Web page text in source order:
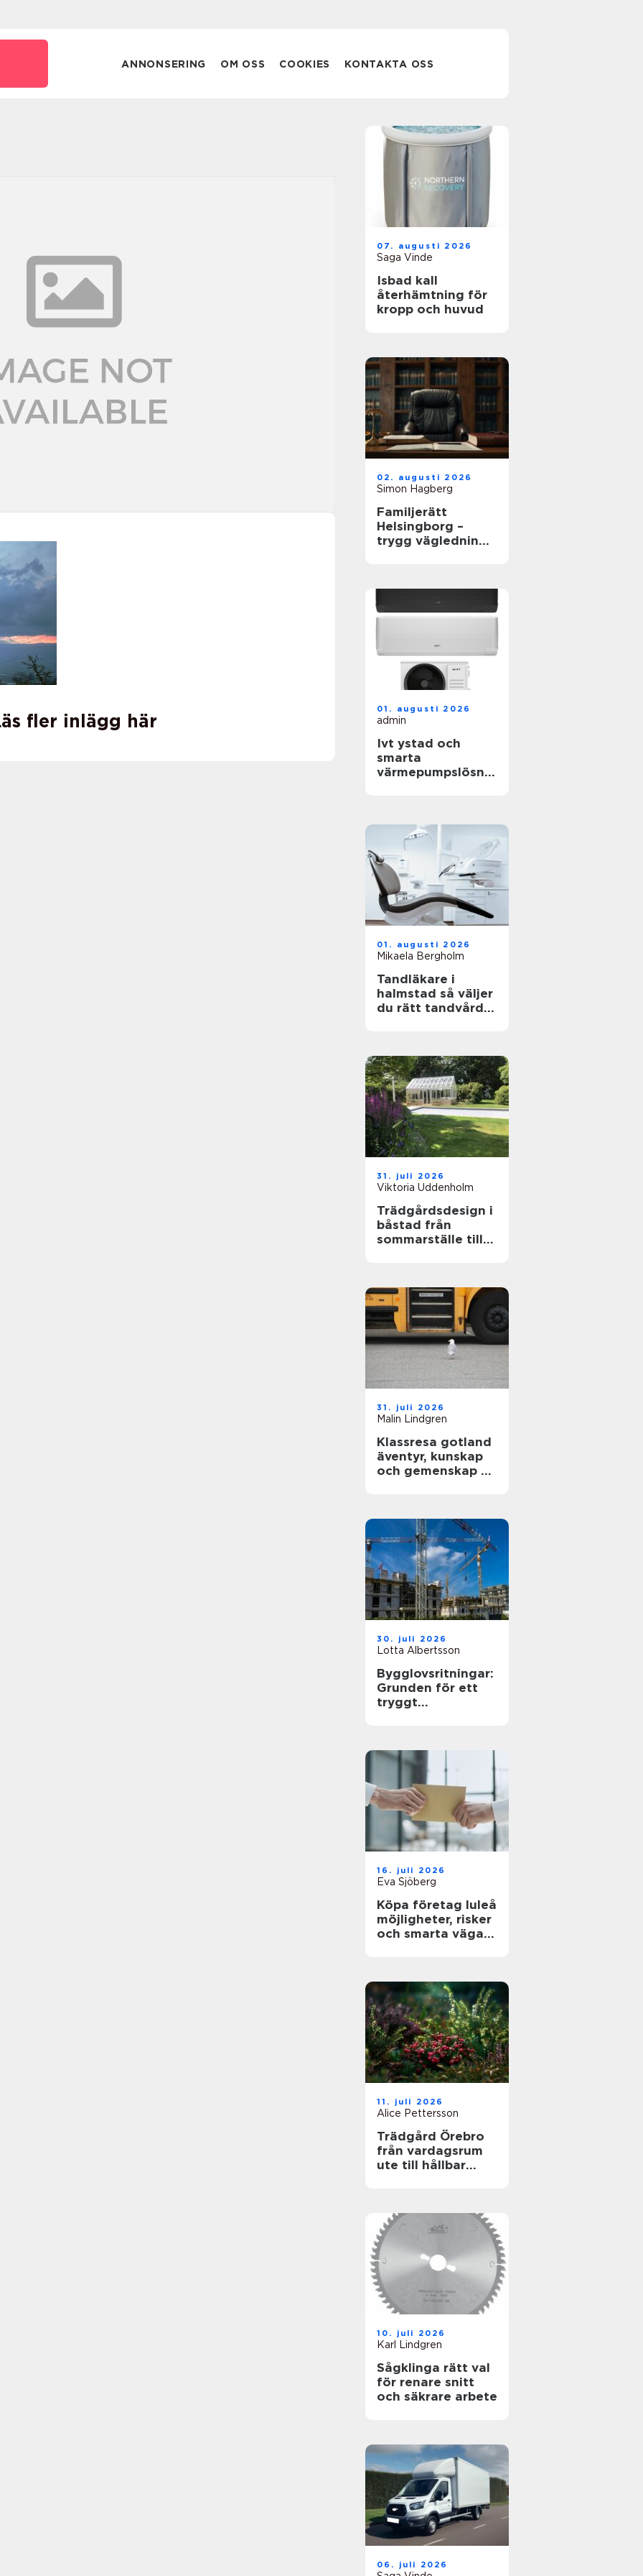
ANNONSERING OM OSS COOKIES KONTAKTA OSS
fler inlägg här
07. augusti 2026
Saga Vinde
Isbad kall
återhämtning för
kropp och huvud
02. augusti 2026
Simon Hagberg
Familjerätt
Helsingborg –
trygg vägledning i
01. augusti 2026
admin
Ivt ystad och
smarta
värmepumpslösnin
01. augusti 2026
Mikaela Bergholm
Tandläkare i
halmstad så väljer
du rätt tandvård
31. juli 2026
Viktoria Uddenholm
Trädgårdsdesign i
båstad från
sommarställe till
31. juli 2026
Malin Lindgren
Klassresa gotland
äventyr, kunskap
och gemenskap på
30. juli 2026
Lotta Albertsson
Bygglovsritningar:
Grunden för ett
tryggt
16. juli 2026
Eva Sjöberg
Köpa företag luleå
möjligheter, risker
och smarta vägar
11. juli 2026
Alice Pettersson
Trädgård Örebro
från vardagsrum
ute till hållbar
10. juli 2026
Karl Lindgren
Sågklinga rätt val
för renare snitt
och säkrare arbete
06. juli 2026